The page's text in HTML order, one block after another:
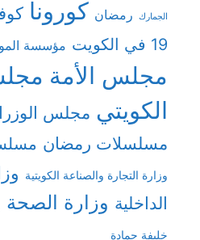
الجمارك رمضان كورونا
19 في الكويت
مؤسسة
مجلس الأمة
الكويتي مجلس
مسلسلات رمضان
وزارة التجارة والصناعة الكويتية
الداخلية وزارة الصحة
خليفة حمادة